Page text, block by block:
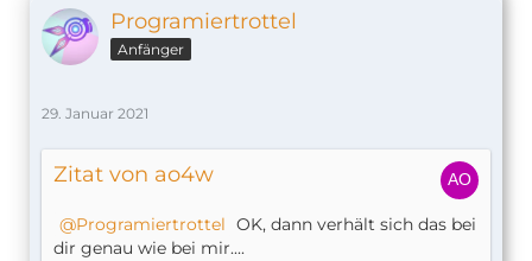
Programiertrottel
Anfänger
29. Januar 2021
Zitat von ao4w
Programiertrottel OK, dann verhält sich das bei
dir genau wie bei mir....